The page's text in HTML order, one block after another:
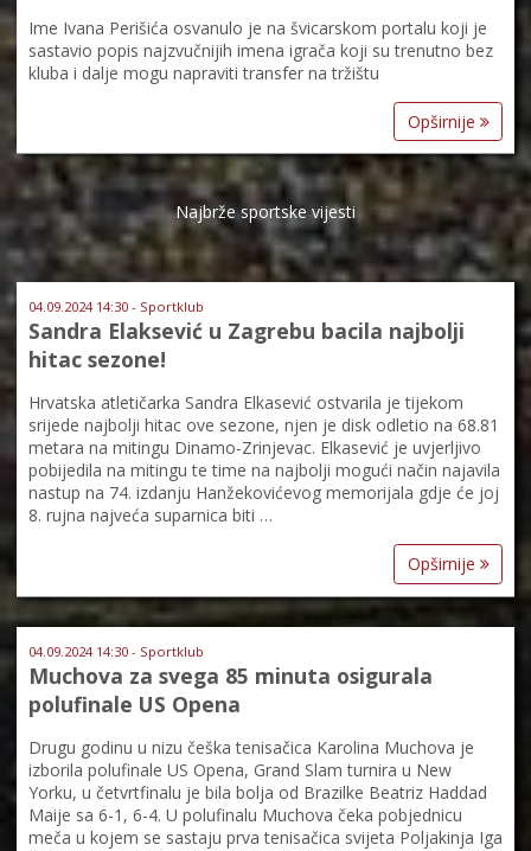
Ime Ivana Perišića osvanulo je na švicarskom portalu koji je
sastavio popis najzvučnijih imena igrača koji su trenutno bez
kluba i dalje mogu napraviti transfer na tržištu
Opširnije
Najbrže sportske vijesti
04.09.2024 14:30 - Sportklub
Sandra Elaksević u Zagrebu bacila najbolji
hitac sezone!
Hrvatska atletičarka Sandra Elkasević ostvarila je tijekom
srijede najbolji hitac ove sezone, njen je disk odletio na 68.81
metara na mitingu Dinamo-Zrinjevac. Elkasević je uvjerljivo
pobijedila na mitingu te time na najbolji mogući način najavila
nastup na 74. izdanju Hanžekovićevog memorijala gdje će joj
8. rujna najveća suparnica biti …
Opširnije
04.09.2024 14:30 - Sportklub
Muchova za svega 85 minuta osigurala
polufinale US Opena
Drugu godinu u nizu češka tenisačica Karolina Muchova je
izborila polufinale US Opena, Grand Slam turnira u New
Yorku, u četvrtfinalu je bila bolja od Brazilke Beatriz Haddad
Maije sa 6-1, 6-4. U polufinalu Muchova čeka pobjednicu
meča u kojem se sastaju prva tenisačica svijeta Poljakinja Iga